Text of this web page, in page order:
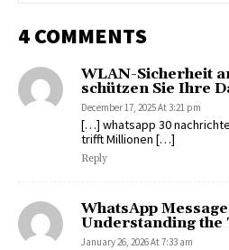
4 COMMENTS
WLAN-Sicherheit
schützen Sie Ihre
December 17, 2025 At 3:21 pm
[…] whatsapp 30
trifft Millionen […]
Reply
WhatsApp
Understanding the
January 26, 2026 At 7:33 am